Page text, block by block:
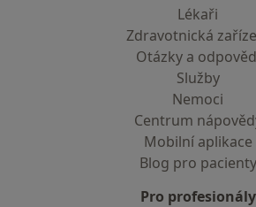
Lékaři
Zdravotnická
Otázky a
Služby
Nemoci
Centrum
Mobilní aplikace
Blog pro pacienty
Pro profesionály